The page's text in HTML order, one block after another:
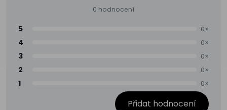
0 hodnocení
5 0×
4 0×
3 0×
2 0×
1 0×
Přidat hodnocení